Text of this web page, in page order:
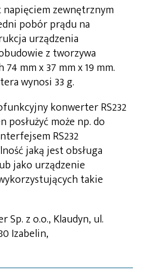
zewnętrznym
pobór prądu na
urządzenia
z tworzywa
mm x 37 mm x 19 mm.
wynosi 33 g.
konwerter RS232
posłużyć może np. do
RS232
jaką jest obsługa
jako urządzenie
takie
z o.o., Klaudyn, ul.
Izabelin,